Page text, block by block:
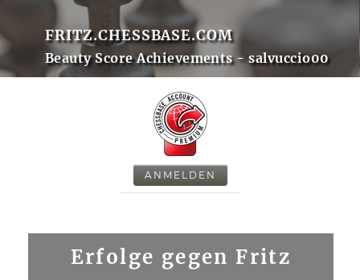
FRITZ.CHESSBASE.COM
Beauty Score Achievements - salvuccio00
ANMELDEN
Erfolge gegen Fritz